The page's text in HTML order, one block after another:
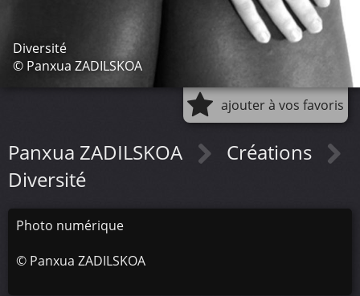
Diversité
© Panxua ZADILSKOA
ajouter à vos favoris
Panxua ZADILSKOA
Créations
Diversité
Photo numérique
© Panxua ZADILSKOA